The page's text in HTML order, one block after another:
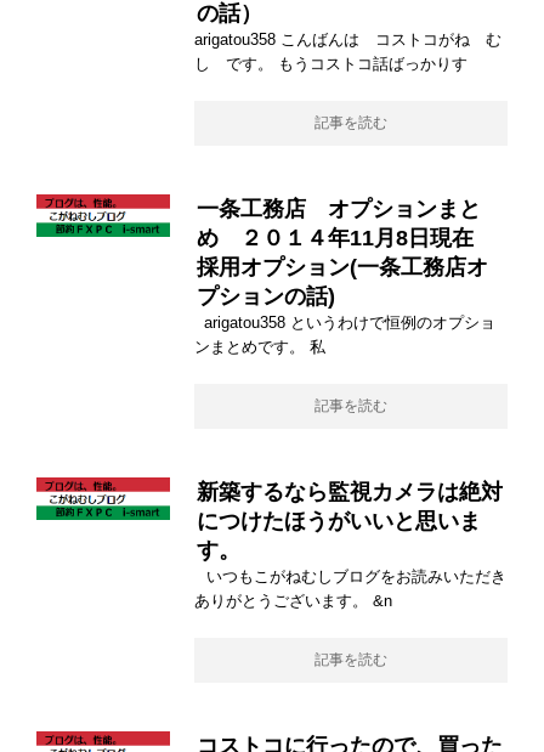
の話）
arigatou358 こんばんは コストコがね む
し です。 もうコストコ話ばっかりす
記事を読む
一条工務店 オプションまと
め ２０１４年11月8日現在
採用オプション(一条工務店オ
プションの話)
arigatou358 というわけで恒例のオプショ
ンまとめです。 私
記事を読む
新築するなら監視カメラは絶対
につけたほうがいいと思いま
す。
いつもこがねむしブログをお読みいただき
ありがとうございます。 &n
記事を読む
コストコに行ったので、買った